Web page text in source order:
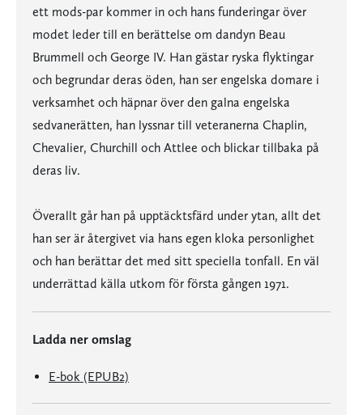
ett mods-par kommer in och hans funderingar över
modet leder till en berättelse om dandyn Beau
Brummell och George IV. Han gästar ryska flyktingar
och begrundar deras öden, han ser engelska domare i
verksamhet och häpnar över den galna engelska
sedvanerätten, han lyssnar till veteranerna Chaplin,
Chevalier, Churchill och Attlee och blickar tillbaka på
deras liv.
Överallt går han på upptäcktsfärd under ytan, allt det
han ser är återgivet via hans egen kloka personlighet
och han berättar det med sitt speciella tonfall. En väl
underrättad källa utkom för första gången 1971.
Ladda ner omslag
E-bok (EPUB2)